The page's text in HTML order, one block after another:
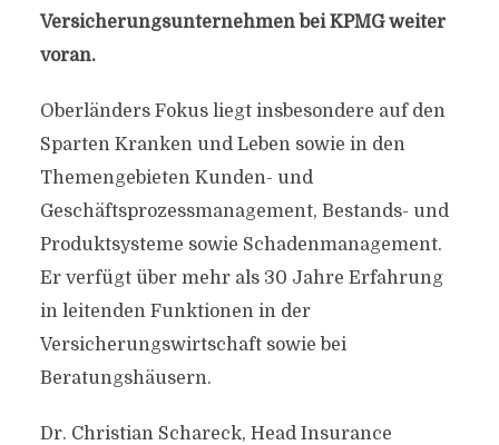
Versicherungsunternehmen bei KPMG weiter
voran.
Oberländers Fokus liegt insbesondere auf den
Sparten Kranken und Leben sowie in den
Themengebieten Kunden- und
Geschäftsprozessmanagement, Bestands- und
Produktsysteme sowie Schadenmanagement.
Er verfügt über mehr als 30 Jahre Erfahrung
in leitenden Funktionen in der
Versicherungswirtschaft sowie bei
Beratungshäusern.
Dr. Christian Schareck, Head Insurance